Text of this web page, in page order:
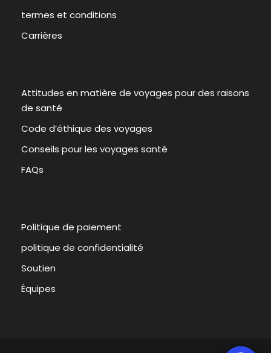
termes et conditions
Carrières
Attitudes en matière de voyages pour des raisons
de santé
Code d’éthique des voyages
Conseils pour les voyages santé
FAQs
Politique de paiement
politique de confidentialité
Soutien
Équipes